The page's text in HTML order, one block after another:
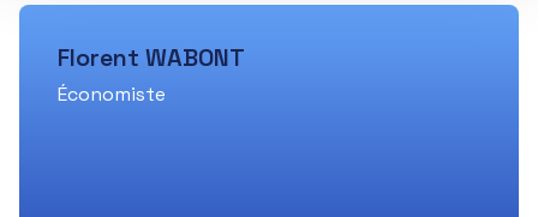
Florent WABONT
Économiste